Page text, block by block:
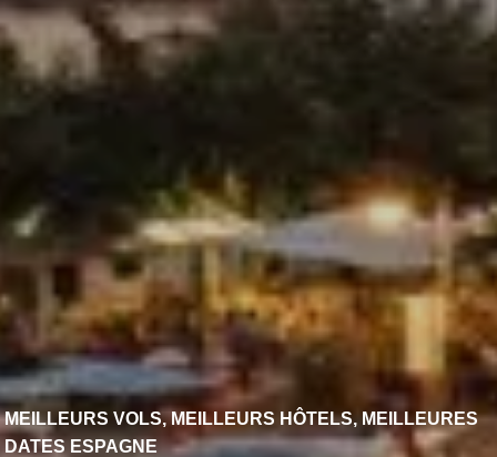
MEILLEURS VOLS, MEILLEURS HÔTELS, MEILLEURES
DATES ESPAGNE